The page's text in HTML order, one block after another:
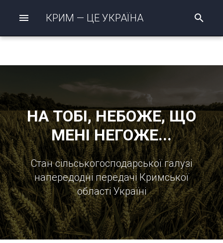
КРИМ — ЦЕ УКРАЇНА
о
п
о
ч
а
т
о
НА ТОБІ, НЕБОЖЕ, ЩО
МЕНІ НЕГОЖЕ...
Стан сільськогосподарської галузі
напередодні передачі Кримської
області Україні